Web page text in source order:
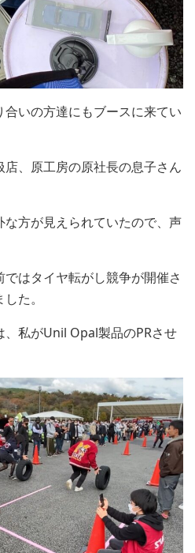
合いの方達にもブースに来てい
、原工房の原社長の息子さん
方が見えられていたので、声
はタイヤ転がし競争が開催さ
た。
、私がUnil Opal製品のPRさせ